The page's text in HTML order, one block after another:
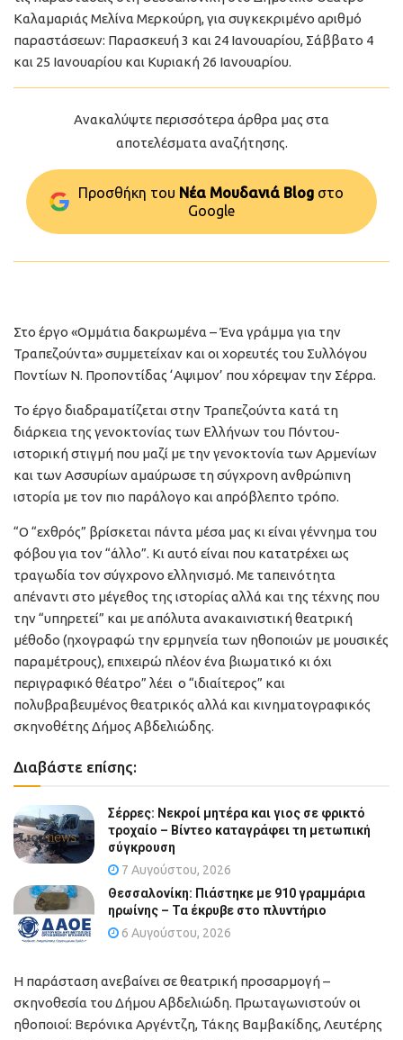
Καλαμαριάς Μελίνα Μερκούρη, για συγκεκριμένο αριθμό
παραστάσεων: Παρασκευή 3 και 24 Ιανουαρίου, Σάββατο 4
και 25 Ιανουαρίου και Κυριακή 26 Ιανουαρίου.
Ανακαλύψτε περισσότερα άρθρα μας στα
αποτελέσματα αναζήτησης.
Προσθήκη του Νέα Μουδανιά Blog στo
Google
Στο έργο «Ομμάτια δακρωμένα – Ένα γράμμα για την
Τραπεζούντα» συμμετείχαν και οι χορευτές του Συλλόγου
Ποντίων Ν. Προποντίδας ‘Αψιμον’ που χόρεψαν την Σέρρα.
Το έργο διαδραματίζεται στην Τραπεζούντα κατά τη
διάρκεια της γενοκτονίας των Ελλήνων του Πόντου-
ιστορική στιγμή που μαζί με την γενοκτονία των Αρμενίων
και των Ασσυρίων αμαύρωσε τη σύγχρονη ανθρώπινη
ιστορία με τον πιο παράλογο και απρόβλεπτο τρόπο.
“Ο “εχθρός” βρίσκεται πάντα μέσα μας κι είναι γέννημα του
φόβου για τον “άλλο”. Κι αυτό είναι που κατατρέχει ως
τραγωδία τον σύγχρονο ελληνισμό. Με ταπεινότητα
απέναντι στο μέγεθος της ιστορίας αλλά και της τέχνης που
την “υπηρετεί” και με απόλυτα ανακαινιστική θεατρική
μέθοδο (ηχογραφώ την ερμηνεία των ηθοποιών με μουσικές
παραμέτρους), επιχειρώ πλέον ένα βιωματικό κι όχι
περιγραφικό θέατρο” λέει ο “ιδιαίτερος” και
πολυβραβευμένος θεατρικός αλλά και κινηματογραφικός
σκηνοθέτης Δήμος Αβδελιώδης.
Διαβάστε επίσης:
Σέρρες: Νεκροί μητέρα και γιος σε φρικτό
τροχαίο – Βίντεο καταγράφει τη μετωπική
σύγκρουση
7 Αυγούστου, 2026
Θεσσαλονίκη: Πιάστηκε με 910 γραμμάρια
ηρωίνης – Τα έκρυβε στο πλυντήριο
6 Αυγούστου, 2026
Η παράσταση ανεβαίνει σε θεατρική προσαρμογή –
σκηνοθεσία του Δήμου Αβδελιώδη. Πρωταγωνιστούν οι
ηθοποιοί: Βερόνικα Αργέντζη, Τάκης Βαμβακίδης, Λευτέρης